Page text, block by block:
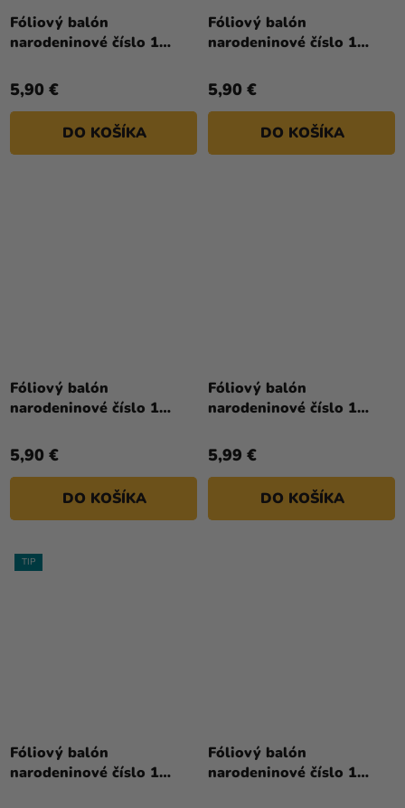
Fóliový balón
narodeninové číslo 1
5,90 €
DO KOŠÍKA
Fóliový balón
narodeninové číslo 1
5,90 €
DO KOŠÍKA
Fóliový balón
narodeninové číslo 1
5,90 €
DO KOŠÍKA
Fóliový balón
narodeninové číslo 1
100 cm
5,99 €
DO KOŠÍKA
TIP
Fóliový balón
narodeninové číslo 1
Fóliový balón
narodeninové číslo 1